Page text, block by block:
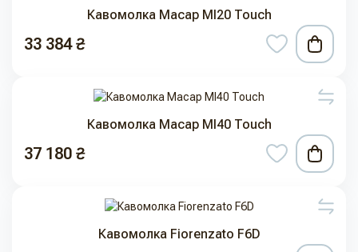
Кавомолка Macap MI20 Touch
33 384 ₴
Кавомолка Macap MI40 Touch
37 180 ₴
Кавомолка Fiorenzato F6D